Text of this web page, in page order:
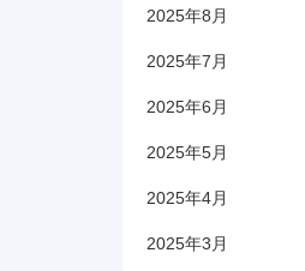
2025年8月
2025年7月
2025年6月
2025年5月
2025年4月
2025年3月